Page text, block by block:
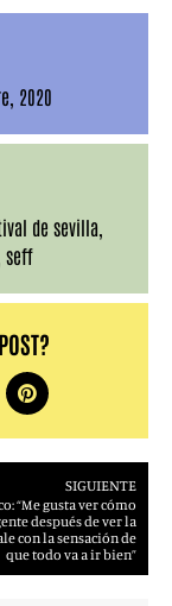
2020
de sevilla
seff
SIGUIENTE
“Me gusta ver cómo
después de ver la
con la sensación de
que todo va a ir bien”